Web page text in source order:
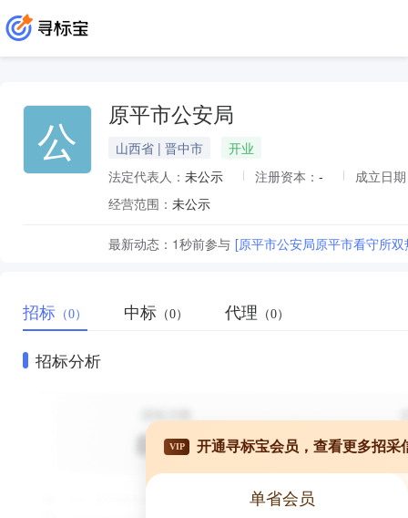
公 原平市公安局
山西省 | 晋中市
开业
法定代表人： 未公示 注册资本： -
成立日
经营范围： 未公示
最新动态： 1秒前参与 [原平市公安局原平市看守所
招标 （0） 中标 （0） 代理 （0）
招标分析
VIP 开通寻标宝会员，查看更多招采
单省会员